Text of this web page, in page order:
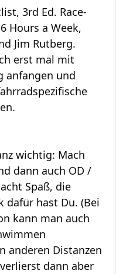
3rd Ed. Race-
Hours a Week,
Jim Rutberg.
erst mal mit
anfangen und
wichtig: Mach
dann auch OD /
Spaß, die
dafür hast Du. (Bei
kann man auch
anderen Distanzen
dann aber